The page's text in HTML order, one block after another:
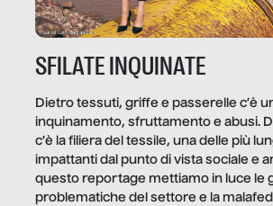
SFILATE INQUINATE
Dietro tessuti, griffe e passerelle c’è
inquinamento, sfruttamento e abusi.
c’è la filiera del tessile, una delle più
impattanti dal punto di vista sociale e
questo reportage mettiamo in luce le
problematiche del settore e la